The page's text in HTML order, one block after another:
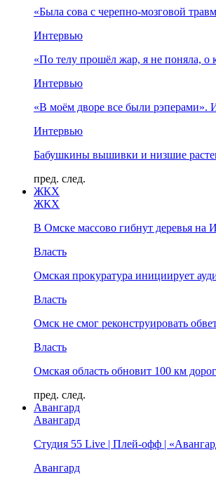
«Была сова с черепно-мозговой
Интервью
«По телу прошёл жар, я не поняла,
Интервью
«В моём дворе все были
Интервью
Бабушкины вышивки и низшие
пред. след.
ЖКХ
ЖКХ
В Омске массово гибнут деревья на
Власть
Омская прокуратура инициирует
Власть
Омск не смог реконструировать
Власть
Омская область обновит 100 км
пред. след.
Авангард
Авангард
Студия 55 Live | Плей-офф |
Авангард